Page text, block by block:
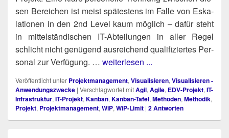
sen Berei­chen ist meist spä­tes­tens im Fal­le von Eska­
la­tio­nen in den 2nd Level kaum mög­lich – dafür steht
in mit­tel­stän­di­schen IT-Abtei­lun­gen in aller Regel
schlicht nicht genü­gend aus­rei­chend qua­li­fi­zier­tes Per­
so­nal zur Ver­fü­gung. … weiterlesen ...
Veröffentlicht unter Projektmanagement, Visualisieren, Visualisieren -
Anwendungszwecke | Verschlagwortet mitAgil, Agile, EDV-Projekt, IT-
Infrastruktur, IT-Projekt, Kanban, Kanban-Tafel, Methoden, Methodik,
Projekt, Projektmanagement, WiP, WiP-Limit | 2Antworten